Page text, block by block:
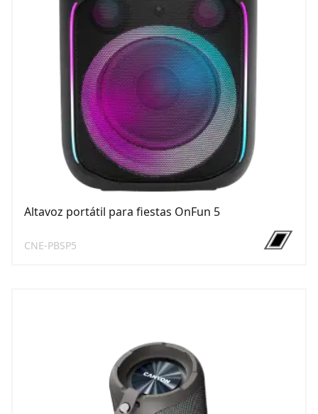
Altavoz portátil para fiestas OnFun 5
CNE-PBSP5